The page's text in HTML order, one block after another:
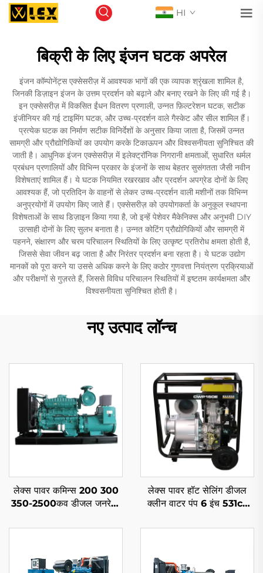
HI
बिक्री के लिए इंजन घटक अपरेल
इंजन कॉम्पोनेंट्स एक्सेसरीज़ में आवश्यक भागों की एक व्यापक श्रृंखला शामिल है,
जिनकी डिज़ाइन इंजन के उत्तम प्रदर्शन को बढ़ाने और बनाए रखने के लिए की गई है।
इन एक्सेसरीज़ में विकसित ईंधन वितरण प्रणाली, उन्नत फ़िल्टरेशन घटक, सटीक
इंजीनियर की गई टाइमिंग घटक, और उच्च-प्रदर्शन वाले गैस्केट और सील शामिल हैं।
प्रत्येक घटक का निर्माण सटीक विनिर्देशों के अनुसार किया जाता है, जिसमें उन्नत
सामग्री और प्रौद्योगिकियों का उपयोग करके टिकाऊपन और विश्वसनीयता सुनिश्चित की
जाती है। आधुनिक इंजन एक्सेसरीज़ में इलेक्ट्रॉनिक निगरानी क्षमताओं, सुधारित थर्मल
प्रबंधन प्रणालियों और विभिन्न प्रकार के इंजनों के साथ बेहतर सुसंगतता जैसी नवीन
विशेषताएं शामिल हैं। ये घटक नियमित रखरखाव और प्रदर्शन अपग्रेड दोनों के लिए
आवश्यक हैं, जो प्रतिदिन के वाहनों से लेकर उच्च-प्रदर्शन वाली मशीनों तक विभिन्न
अनुप्रयोगों में उपयोग किए जाते हैं। एक्सेसरीज़ को उपयोगकर्ता के अनुकूल स्थापना
विशेषताओं के साथ डिज़ाइन किया गया है, जो इन्हें पेशेवर मैकेनिक्स और अनुभवी DIY
उत्साही दोनों के लिए सुलभ बनाता है। उन्नत कोटिंग प्रौद्योगिकियों और सामग्री में
पहनने, संक्षारण और चरम परिचालन स्थितियों के लिए उत्कृष्ट प्रतिरोध क्षमता होती है,
जिससे सेवा जीवन बढ़ जाता है और निरंतर प्रदर्शन बना रहता है। ये घटक उद्योग
मानकों को पूरा करने या उससे अधिक करने के लिए कठोर गुणवत्ता नियंत्रण प्रक्रियाओं
और परीक्षणों से गुज़रते हैं, जिससे विविध परिचालन स्थितियों में इष्टतम कार्यक्षमता और
विश्वसनीयता सुनिश्चित होती है।
नए उत्पाद लॉन्च
लेक्स पावर कमिन्स 200 300
350-2500कव डीजल जनरेटर
लेक्स पावर हॉट सेलिंग डीजल
क्लीन वाटर पंप 6 इंच 531cc